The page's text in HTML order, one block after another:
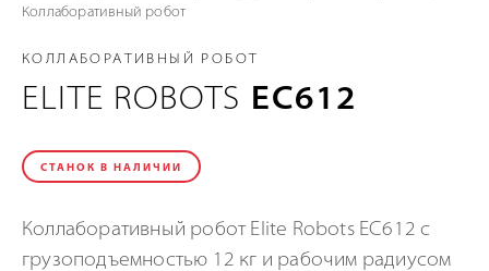
Коллаборативный робот
КОЛЛАБОРАТИВНЫЙ РОБОТ
ELITE ROBOTS EC612
СТАНОК В НАЛИЧИИ
Коллаборативный робот Elite Robots EC612 с
грузоподъемностью 12 кг и рабочим радиусом